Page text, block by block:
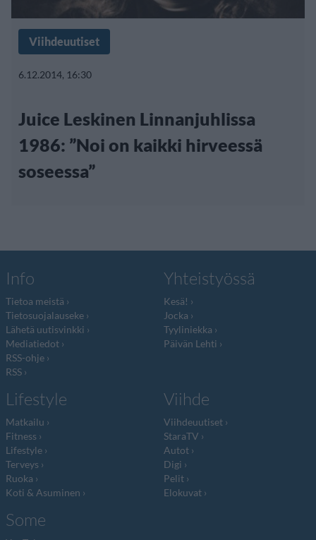
Viihdeuutiset
6.12.2014, 16:30
Juice Leskinen Linnanjuhlissa
1986: ”Noi on kaikki hirveessä
soseessa”
Info
Tietoa meistä
Tietosuojalauseke
Lähetä uutisvinkki
Mediatiedot
RSS-ohje
RSS
Yhteistyössä
Kesä!
Jocka
Tyyliniekka
Päivän Lehti
Lifestyle
Matkailu
Fitness
Lifestyle
Terveys
Ruoka
Koti & Asuminen
Viihde
Viihdeuutiset
StaraTV
Autot
Digi
Pelit
Elokuvat
Some